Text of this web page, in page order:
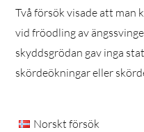
Två försök visade att man
vid fröodling av
skyddsgrödan gav inga
skördeökningar eller
Norskt försök